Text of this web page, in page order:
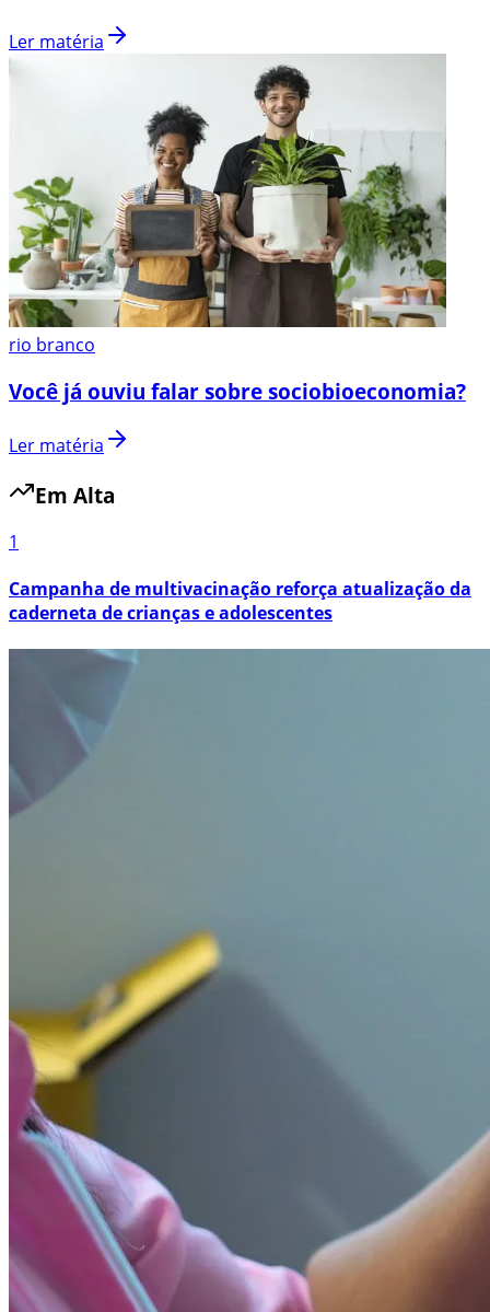
Ler matéria
rio branco
Você já ouviu falar sobre sociobioeconomia?
Ler matéria
Em Alta
1
Campanha de multivacinação reforça atualização da
caderneta de crianças e adolescentes